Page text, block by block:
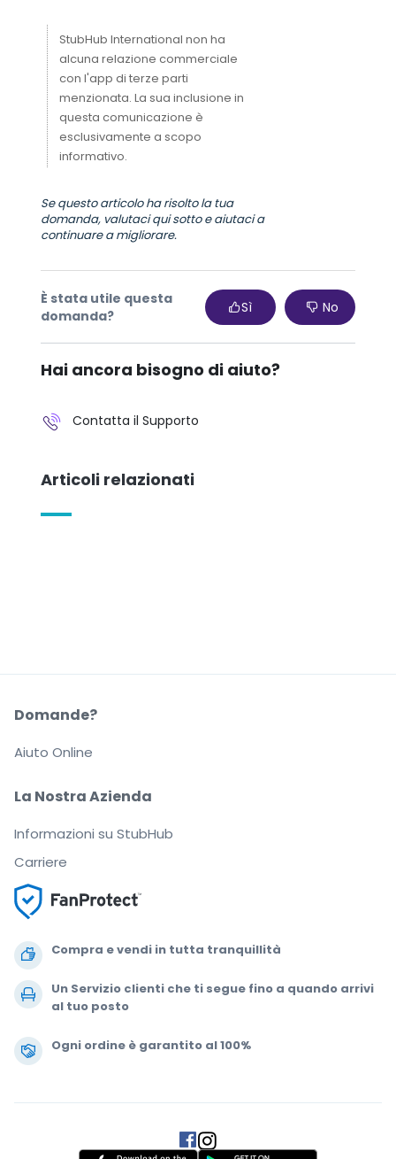
StubHub International non ha
alcuna relazione commerciale
con l'app di terze parti
menzionata. La sua inclusione in
questa comunicazione è
esclusivamente a scopo
informativo.
Se questo articolo ha risolto la tua
domanda, valutaci qui sotto e aiutaci a
continuare a migliorare.
È stata utile questa
domanda?
Sì No
Hai ancora bisogno di aiuto?
Contatta il Supporto
Articoli relazionati
Compra e vendi in tutta tranquillità
Un Servizio clienti che ti segue fino a quando arrivi
al tuo posto
Ogni ordine è garantito al 100%
La Nostra Azienda
Informazioni su StubHub
Carriere
Domande?
Aiuto Online
.